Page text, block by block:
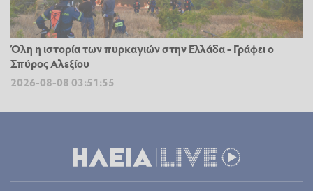
Όλη η ιστορία των πυρκαγιών στην Ελλάδα - Γράφει ο
Σπύρος Αλεξίου
2026-08-08 03:51:55